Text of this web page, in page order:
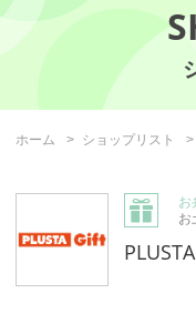
ホーム ショップリスト
お
お